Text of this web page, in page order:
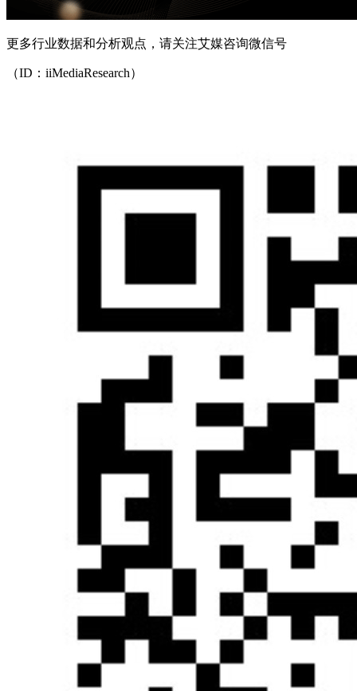
更多行业数据和分析观点，请关注艾媒咨询微信号
（ID：iiMediaResearch）